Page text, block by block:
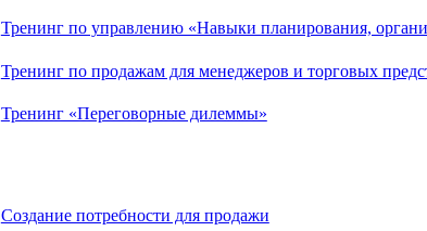
Тренинг по управлению «Навыки планирования,
Тренинг по продажам для менеджеров и торговых
Тренинг «Переговорные дилеммы»
Создание потребности для продажи